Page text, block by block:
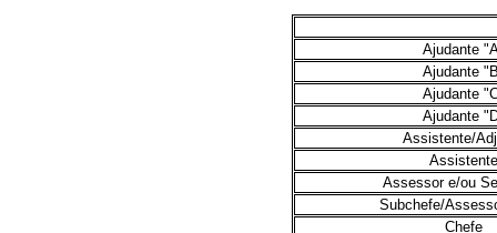
Ajudante
Ajudante
Ajudante
Ajudante
Assistente/
Assistente
Assessor e/ou
Subchefe/
Chefe